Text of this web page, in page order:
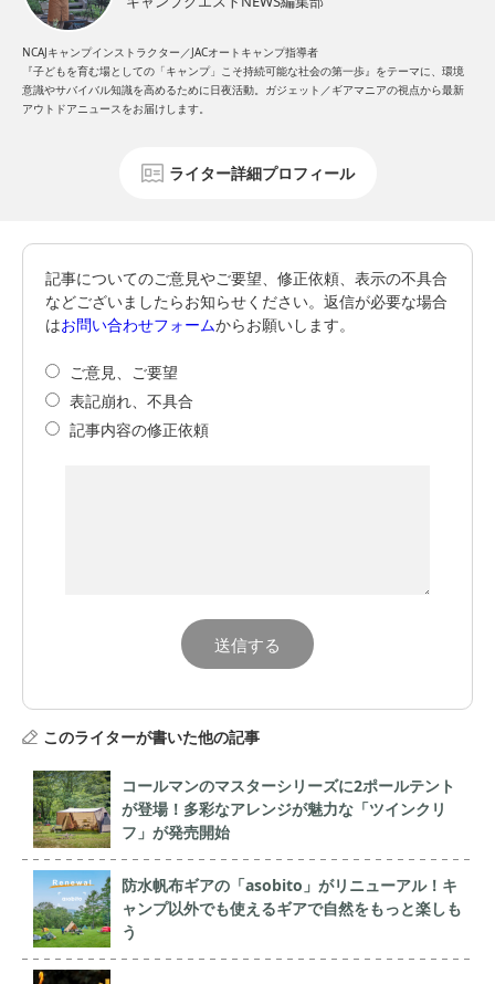
NCAJキャンプインストラクター／JACオートキャンプ指導者
『子どもを育む場としての「キャンプ」こそ持続可能な社会の第一歩』をテーマに、環境
意識やサバイバル知識を高めるために日夜活動。ガジェット／ギアマニアの視点から最新
アウトドアニュースをお届けします。
ライター詳細プロフィール
記事についてのご意見やご要望、修正依頼、表示の不具合
などございましたらお知らせください。返信が必要な場合
はお問い合わせフォームからお願いします。
ご意見、ご要望
表記崩れ、不具合
記事内容の修正依頼
このライターが書いた他の記事
コールマンのマスターシリーズに2ポールテント
が登場！多彩なアレンジが魅力な「ツインクリ
フ」が発売開始
防水帆布ギアの「asobito」がリニューアル！キ
ャンプ以外でも使えるギアで自然をもっと楽しも
う